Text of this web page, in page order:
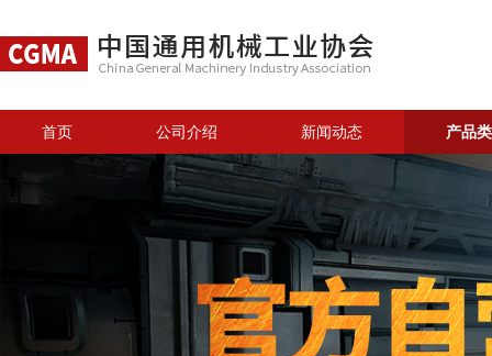
首页 公司介绍 新闻动态 产品